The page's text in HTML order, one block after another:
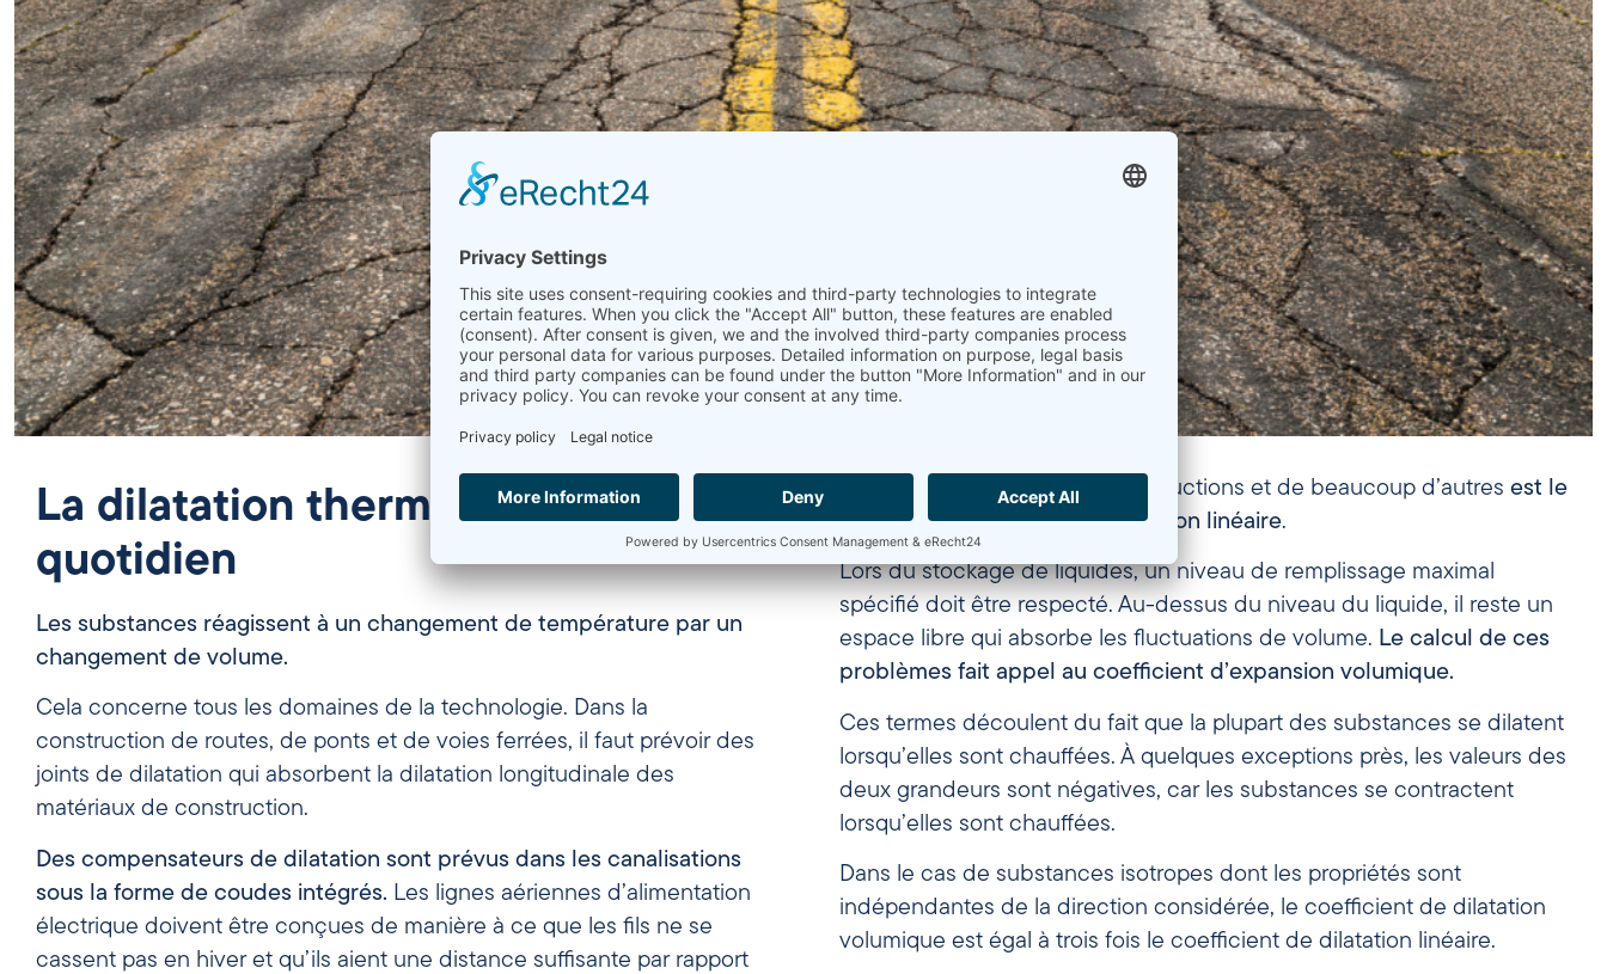
La dilatation thermique au
quotidien
Les substances réagissent à un changement de température par un
changement de volume.
Cela concerne tous les domaines de la technologie. Dans la
construction de routes, de ponts et de voies ferrées, il faut prévoir des
joints de dilatation qui absorbent la dilatation longitudinale des
matériaux de construction.
Des compensateurs de dilatation sont prévus dans les canalisations
sous la forme de coudes intégrés.
électrique doivent être conçues de manière à ce que les fils ne se
cassent pas en hiver et qu’ils aient une distance suffisante par rapport
base de calcul de ces constructions et de beaucoup d’autres est le
coefficient thermique de dilatation linéaire.
Lors du stockage de liquides, un niveau de remplissage maximal
spécifié doit être respecté. Au-dessus du niveau du liquide, il reste un
espace libre qui absorbe les fluctuations de volume. Le calcul de ces
problèmes fait appel au coefficient d’expansion volumique.
Ces termes découlent du fait que la plupart des substances se dilatent
lorsqu’elles sont chauffées. À quelques exceptions près, les valeurs des
deux grandeurs sont négatives, car les substances se contractent
lorsqu’elles sont chauffées.
Dans le cas de substances isotropes dont les propriétés sont
indépendantes de la direction considérée, le coefficient de dilatation
volumique est égal à trois fois le coefficient de dilatation linéaire.